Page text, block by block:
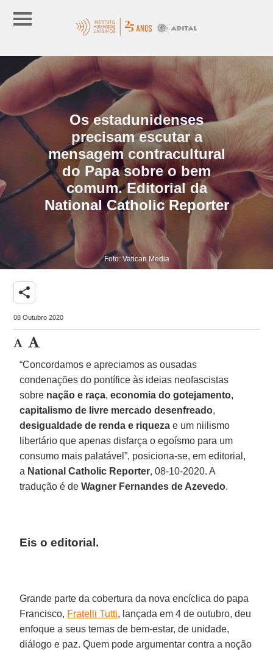
Os estadunidenses
precisam escutar a
mensagem contracultural
do Papa sobre o bem
comum. Editorial da
National Catholic Reporter
Foto: Vatican Media
share
08 Outubro 2020
“Concordamos e apreciamos as ousadas
condenações do pontífice às ideias neofascistas
sobre nação e raça,economia do gotejamento,
capitalismo de livre mercado desenfreado,
desigualdade de renda e riqueza e um niilismo
libertário que apenas disfarça o egoísmo para um
consumo mais palatável”, posiciona-se, em editorial,
a National Catholic Reporter, 08-10-2020. A
tradução é deWagner Fernandes de Azevedo.
Eis o editorial.
Grande parte da cobertura da nova encíclica do papa
Francisco, Fratelli Tutti, lançada em 4 de outubro, deu
enfoque a seus temas de bem-estar, de unidade,
diálogo e paz. Quem pode argumentar contra a noção